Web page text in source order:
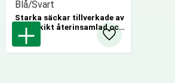
Blå/Svart
​Starka säckar tillverkade av
flera skikt återinsamlad och
återvunnen LD-polyeten.
Passar för tungt avfall. Blå
utsida och svart insida.
Lägg till i favoriter